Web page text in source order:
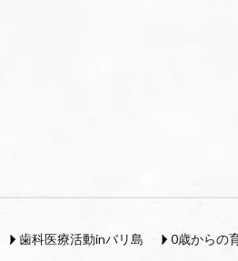
歯科医療活動inバリ島
0歳からの